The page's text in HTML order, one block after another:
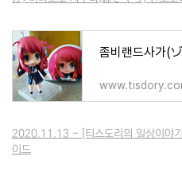
2020.11.13 - [티스도리의 일상이야
이드